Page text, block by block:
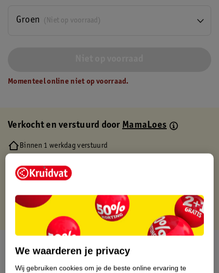
(Niet op voorraad)
Groen
Momenteel online niet op voorraad.
Verkocht en verstuurd doorMamaLoes
Binnen 1 werkdag verstuurd
Gratis retourneren via verkooppartner.
Gratis punten met je Kruidvat kaart
Over dit product
Productinformatie
We waarderen je privacy
Wij gebruiken cookies om je de beste online ervaring te